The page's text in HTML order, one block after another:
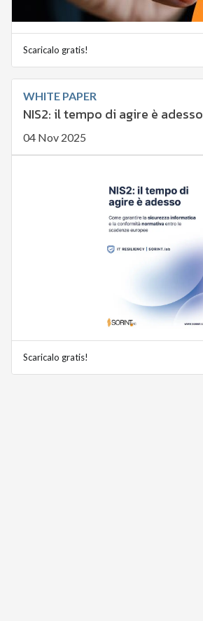
Scaricalo gratis!
WHITE PAPER
NIS2: il tempo di agire è adesso
04 Nov 2025
Scaricalo gratis!